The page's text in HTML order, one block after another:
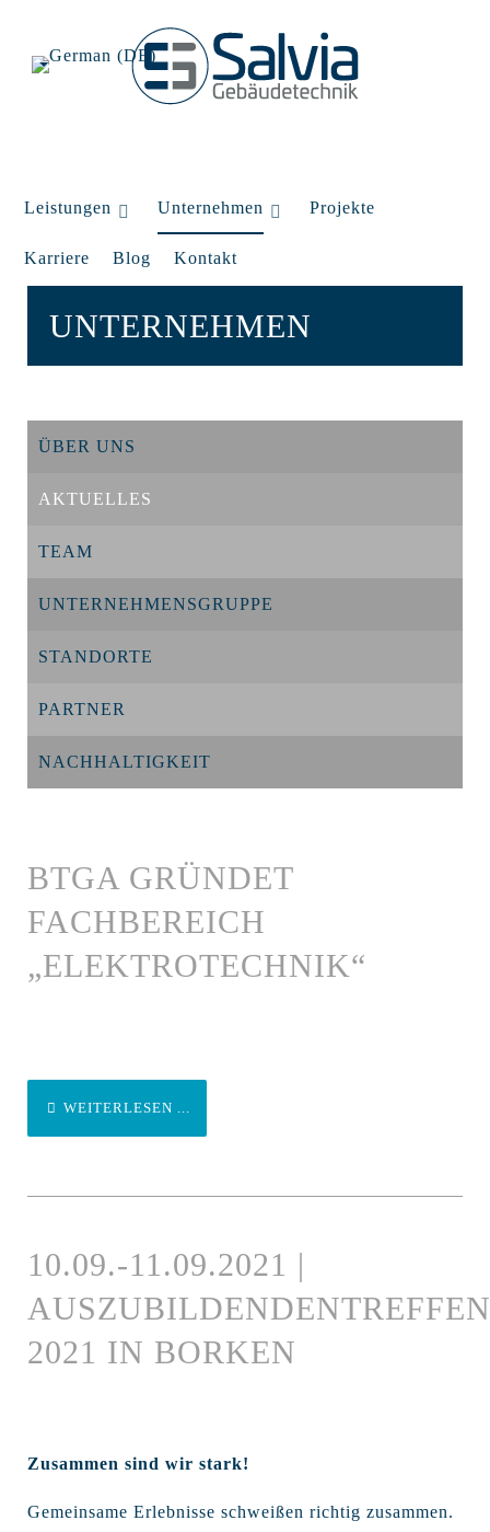
Leistungen Unternehmen Projekte
Karriere Blog Kontakt
UNTERNEHMEN
ÜBER UNS
AKTUELLES
TEAM
UNTERNEHMENSGRUPPE
STANDORTE
PARTNER
NACHHALTIGKEIT
BTGA GRÜNDET
FACHBEREICH
„ELEKTROTECHNIK“
WEITERLESEN ...
10.09.-11.09.2021 |
AUSZUBILDENDENTREFFEN
2021 IN BORKEN
Zusammen sind wir stark!
Gemeinsame Erlebnisse schweißen richtig zusammen.